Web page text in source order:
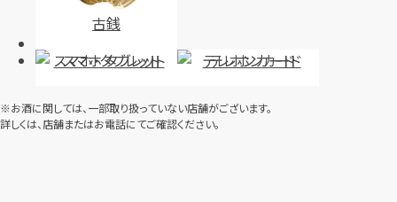
古銭
スマホ・タブレット テレホンカード
※お酒に関しては、一部取り扱っていない店舗がございます。
詳しくは、店舗またはお電話にてご確認ください。